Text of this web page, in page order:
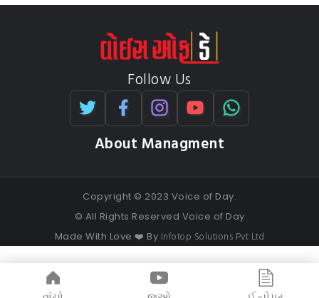
Follow Us
About Managment
Copyright © 2023 Voice of Day.
© All Rights Reserved Voice of Day
Made With Love ❤️ By Infotop Solutions Pvt Ltd